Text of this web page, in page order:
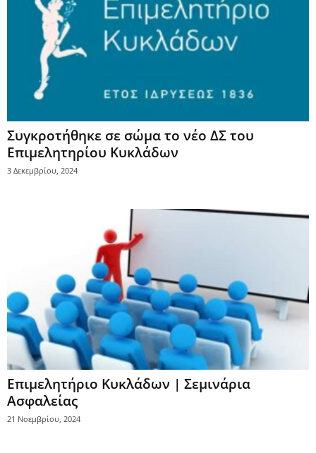
Συγκροτήθηκε σε σώμα το νέο ΔΣ του
Επιμελητηρίου Κυκλάδων
3 Δεκεμβρίου, 2024
Επιμελητήριο Κυκλάδων | Σεμινάρια
Ασφαλείας
21 Νοεμβρίου, 2024